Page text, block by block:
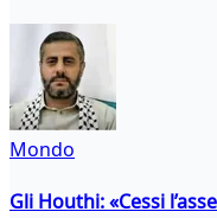
Mondo
Gli Houthi: «Cessi